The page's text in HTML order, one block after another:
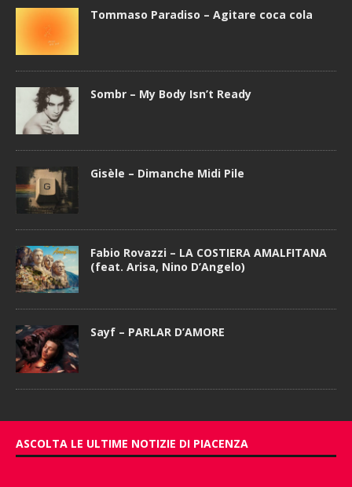
Tommaso Paradiso – Agitare coca cola
Sombr – My Body Isn’t Ready
Gisèle – Dimanche Midi Pile
Fabio Rovazzi – LA COSTIERA AMALFITANA
(feat. Arisa, Nino D’Angelo)
Sayf – PARLAR D’AMORE
ASCOLTA LE ULTIME NOTIZIE DI PIACENZA